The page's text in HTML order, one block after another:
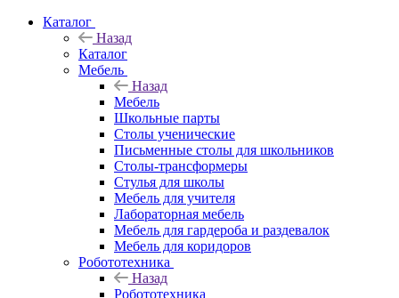
Каталог
Назад
Каталог
Мебель
Назад
Мебель
Школьные парты
Столы ученические
Письменные столы для школьников
Столы-трансформеры
Стулья для школы
Мебель для учителя
Лабораторная мебель
Мебель для гардероба и раздевалок
Мебель для коридоров
Робототехника
Назад
Робототехника